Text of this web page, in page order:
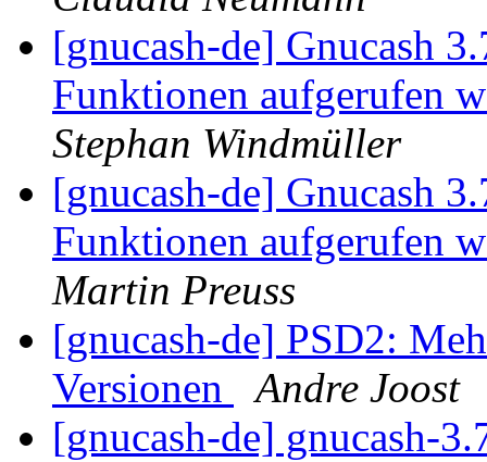
[gnucash-de] Gnucash
Funktionen aufgerufen
Stephan Windmüller
[gnucash-de] Gnucash
Funktionen aufgerufen
Martin Preuss
[gnucash-de] PSD2:
Versionen
Andre Joost
[gnucash-de] gnucash-